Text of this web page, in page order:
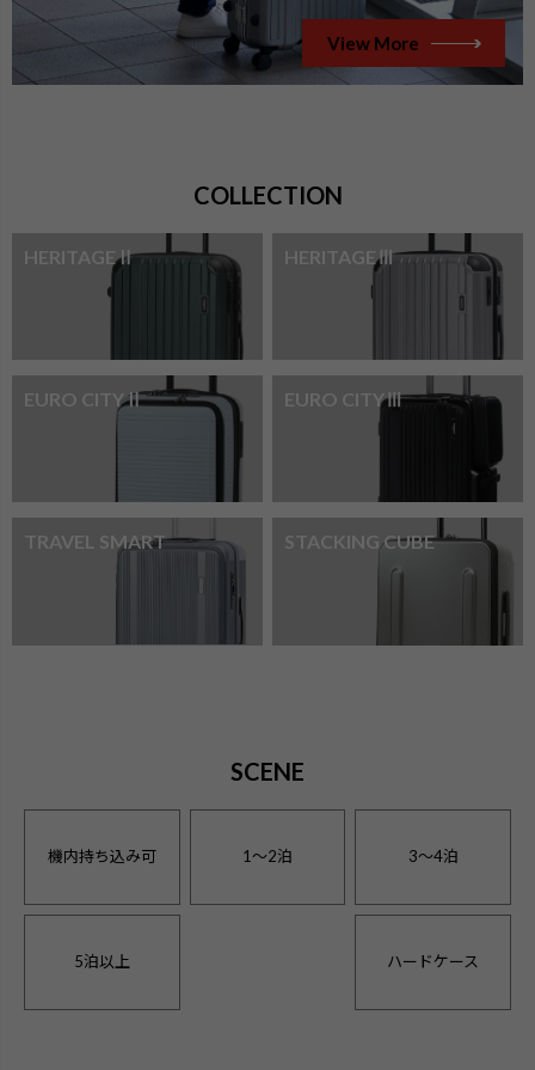
View More
COLLECTION
HERITAGEⅡ HERITAGEⅢ
EURO CITYⅡ EURO CITYⅢ
TRAVEL SMART STACKING CUBE
SCENE
機内持ち込み可 1〜2泊 3〜4泊
5泊以上 ハードケース